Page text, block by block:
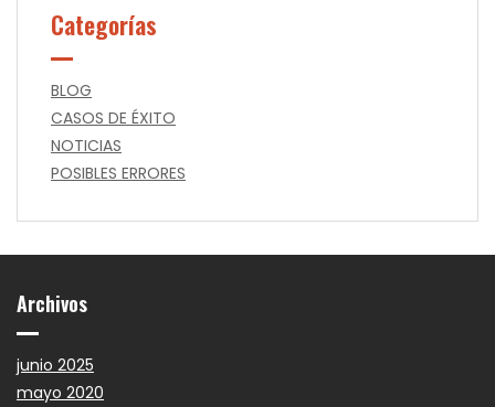
Categorías
BLOG
CASOS DE ÉXITO
NOTICIAS
POSIBLES ERRORES
Archivos
junio 2025
mayo 2020